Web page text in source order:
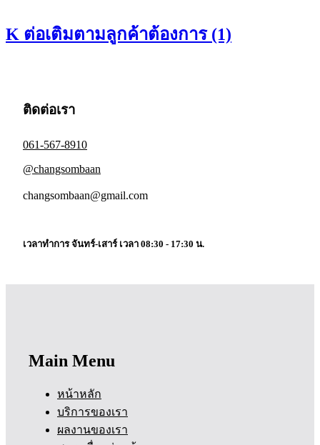
K ต่อเติมตามลูกค้าต้องการ (1)
ติดต่อเรา
061-567-8910
@changsombaan
changsombaan@gmail.com
เวลาทำการ จันทร์-เสาร์ เวลา 08:30 - 17:30 น.
Main Menu
หน้าหลัก
บริการของเรา
ผลงานของเรา